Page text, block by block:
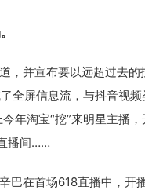
，并宣布要以远超过去
全屏信息流，与抖音视
年淘宝“挖”来明星主播
播间……
巴在首场618直播中，开